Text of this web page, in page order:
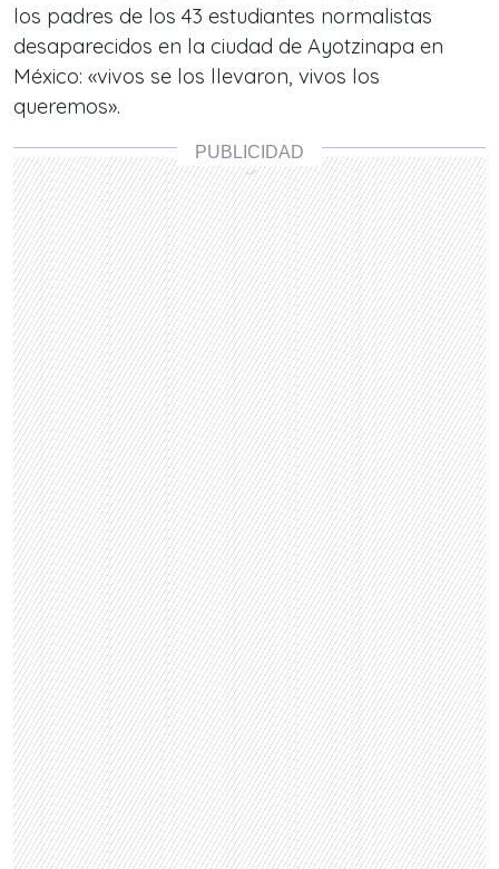
los padres de los 43 estudiantes normalistas
desaparecidos en la ciudad de Ayotzinapa en
México: «vivos se los llevaron, vivos los
queremos».